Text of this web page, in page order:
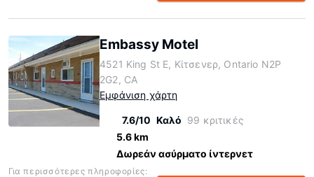
Embassy Motel
4521 King St E, Κίτσενερ, Ontario N2P
2G2, CA
Εμφάνιση χάρτη
7.6/10 Καλό 99 κριτικές
5.6 km
Δωρεάν ασύρματο ίντερνετ
Για περισσότερες πληροφορίες: